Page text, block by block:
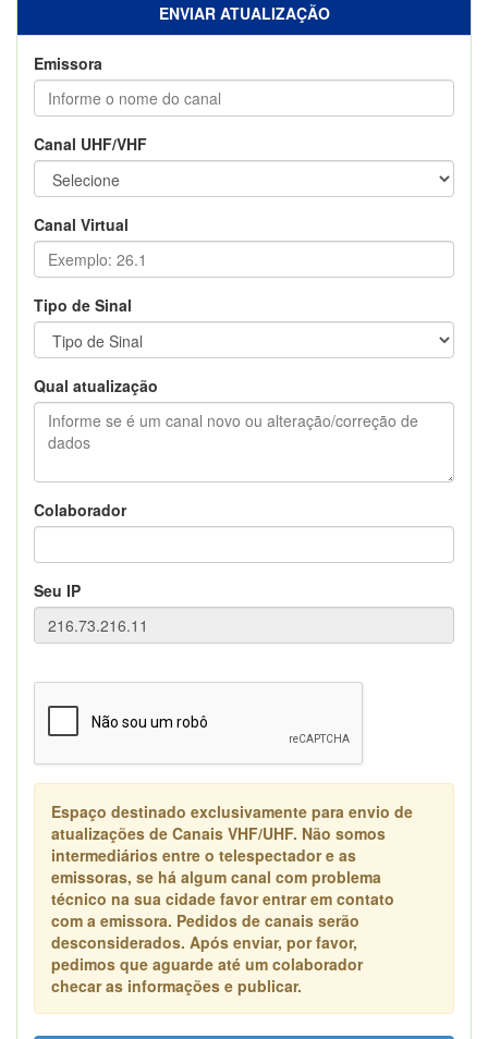
ENVIAR ATUALIZAÇÃO
Emissora
Canal UHF/VHF
Canal Virtual
Tipo de Sinal
Qual atualização
Colaborador
Seu IP
Espaço destinado exclusivamente para envio de
atualizações de Canais VHF/UHF. Não somos
intermediários entre o telespectador e as
emissoras, se há algum canal com problema
técnico na sua cidade favor entrar em contato
com a emissora. Pedidos de canais serão
desconsiderados. Após enviar, por favor,
pedimos que aguarde até um colaborador
checar as informações e publicar.